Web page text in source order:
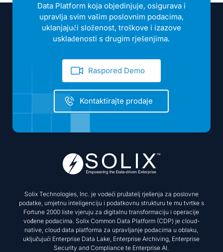
Data Platform koja objedinjuje, osigurava i
upravlja svim vašim poslovnim podacima,
uklanjajući složenost, troškove i izazove
usklađenosti s drugim rješenjima.
Raspored Demo
Kontaktirajte prodaje
Solix Technologies, Inc. je vodeći pružatelj rješenja za poslovne
podatke, umjetnu inteligenciju i podatkovnu strukturu te mu tvrtke s
Fortune 2000 liste vjeruju za digitalnu transformaciju i operacije
vođene podacima. Solix Common Data Platform (CDP) je cloud-
native, cloud data platforma za upravljanje podacima u oblaku,
uključujući Enterprise Data Lake, Enterprise Archiving, Enterprise
Security and Compliance te Enterprise AI.